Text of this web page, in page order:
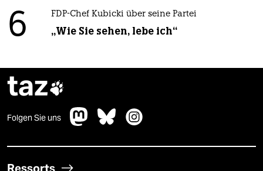
6 FDP-Chef Kubicki über seine Partei
„Wie Sie sehen, lebe ich“
taz
Folgen Sie uns
Ressorts